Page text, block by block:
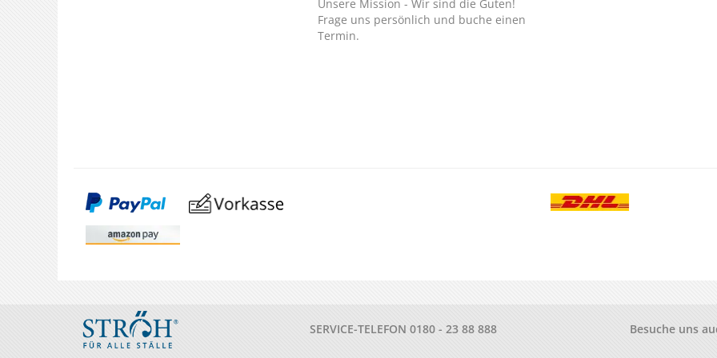
Unsere Mission - Wir sind die Guten!
Frage uns persönlich und buche einen
Termin.
SERVICE-TELEFON 0180 - 23 88 888 Besuche uns